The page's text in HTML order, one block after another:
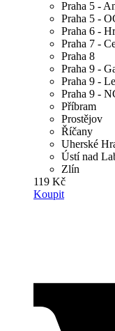
Praha 5 -
Praha 5 -
Praha 6 -
Praha 7 -
Praha 8
Praha 9 -
Praha 9 -
Praha 9 -
Příbram
Prostějov
Říčany
Uherské
Ústí nad
Zlín
119 Kč
Koupit